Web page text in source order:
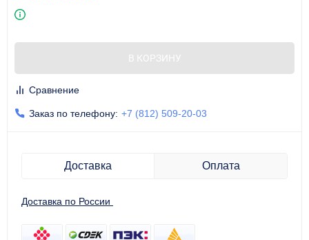
В КОРЗИНУ
Сравнение
Заказ по телефону: +7 (812) 509-20-03
Доставка Оплата
Доставка по России